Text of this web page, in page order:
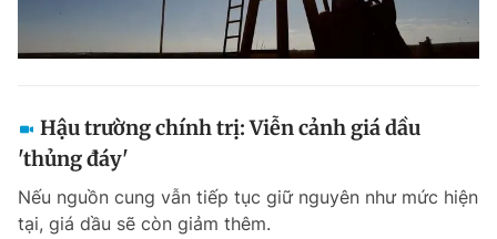
Hậu trường chính trị: Viễn cảnh giá dầu
'thủng đáy'
Nếu nguồn cung vẫn tiếp tục giữ nguyên như mức hiện
tại, giá dầu sẽ còn giảm thêm.